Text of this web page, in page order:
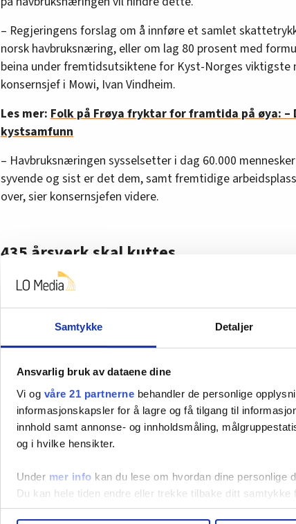
Samtykke Detaljer
Ansvarlig bruk av dataene dine
Vi og våre 21 partnerne behandler de personlige
informasjonskapsler for å lagre og få tilgang til
innhold samt annonse- og innholdsmåling,
og i hvilke hensikter.
Under mer info kan du lese om hvordan dine personlige
Du kan hele tiden endre eller trekke tilbake ditt
– Regjeringens forslag om å innføre et samlet
norsk havbruksnæring, eller om lag 80 prosent med
beina under fremtidsutsiktene for Kyst-Norges viktigste
konsernsjef i Mowi, Ivan Vindheim.
Les mer: Folk på Frøya fryktar for framtida på øya: –
kystsamfunn
– Havbruksnæringen sysselsetter i dag 60.000
syvende og sist er det dem, samt fremtidige
over, sier konsernsjefen videre.
435 årsverk skal kuttes
Til tross for at milliardene renner inn i det som er verdens
sjømatselskap, så skal det kuttes i arbeidsstokken.
program for kostnadskutt med mål om å spre inn 25
tilsvarende 260 millioner kroner, skriver E24.
arbeidskrevende operasjoner.Dette betyr blant annet
kuttes.